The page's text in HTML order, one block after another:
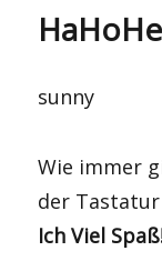
sunny
Wie immer
der
Ich Viel